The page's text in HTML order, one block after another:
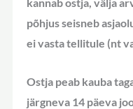
kannab ostja, välja
põhjus seisneb
ei vasta tellitule (nt
Ostja peab kauba
järgneva 14 päeva